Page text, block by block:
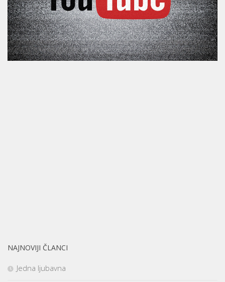
NAJNOVIJI ČLANCI
Jedna ljubavna